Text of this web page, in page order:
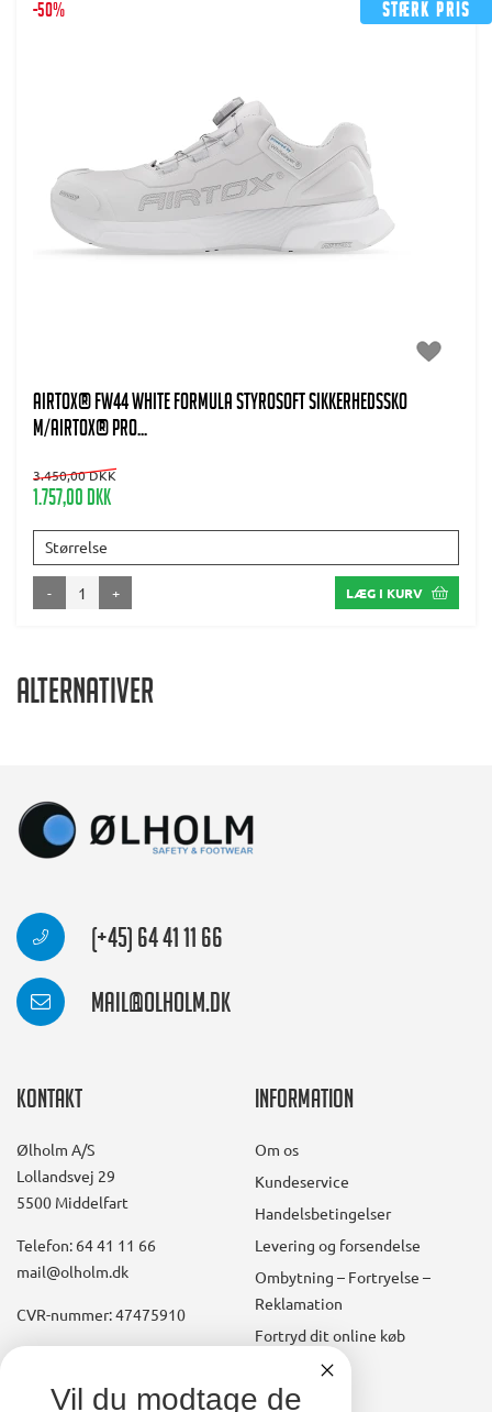
Stærk pris
-50%
AIRTOX® FW44 WHITE Formula Styrosoft Sikkerhedssko
m/AIRTOX® PRO...
3.450,00 DKK
1.757,00 DKK
Størrelse
- + LÆG I KURV
Alternativer
(+45) 64 41 11 66
mail@olholm.dk
Kontakt
Ølholm A/S
Lollandsvej 29
5500 Middelfart
Telefon: 64 41 11 66
mail@olholm.dk
CVR-nummer: 47475910
Information
Om os
Kundeservice
Handelsbetingelser
Levering og forsendelse
Ombytning – Fortryelse –
Reklamation
Fortryd dit online køb
Konto
Vil du modtage de